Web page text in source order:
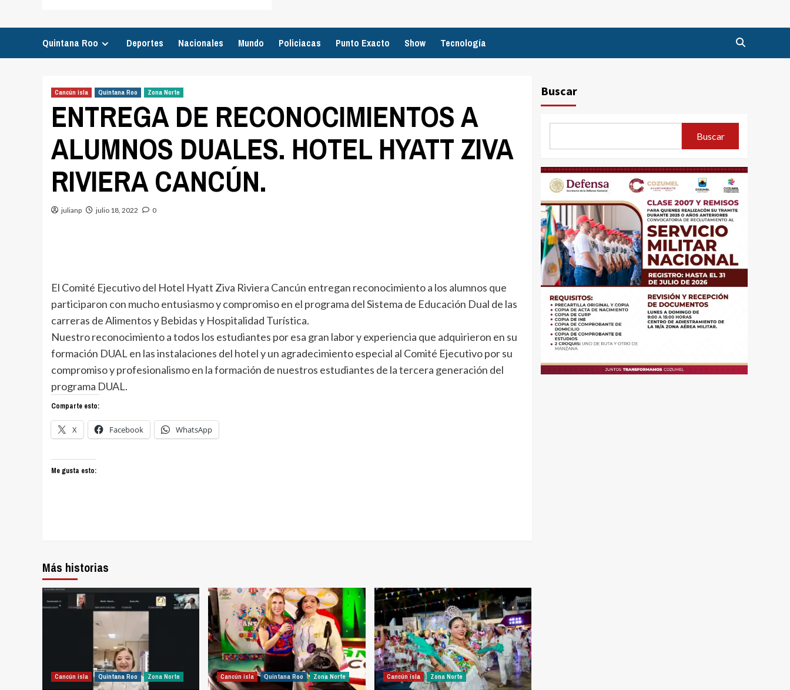
Quintana Roo Deportes Nacionales Mundo Policiacas Punto Exacto Show Tecnología
Cancún isla Quintana Roo Zona Norte
ENTREGA DE RECONOCIMIENTOS A
ALUMNOS DUALES. HOTEL HYATT ZIVA
RIVIERA CANCÚN.
julianp julio 18, 2022 0
El Comité Ejecutivo del Hotel Hyatt Ziva Riviera Cancún entregan reconocimiento a los alumnos que
participaron con mucho entusiasmo y compromiso en el programa del Sistema de Educación Dual de las
carreras de Alimentos y Bebidas y Hospitalidad Turística.
Nuestro reconocimiento a todos los estudiantes por esa gran labor y experiencia que adquirieron en su
formación DUAL en las instalaciones del hotel y un agradecimiento especial al Comité Ejecutivo por su
compromiso y profesionalismo en la formación de nuestros estudiantes de la tercera generación del
programa DUAL.
Comparte esto:
X Facebook WhatsApp
Me gusta esto:
Más historias
Cancún isla Quintana Roo Zona Norte Cancún isla Quintana Roo Zona Norte Cancún isla Zona Norte
Buscar
Buscar